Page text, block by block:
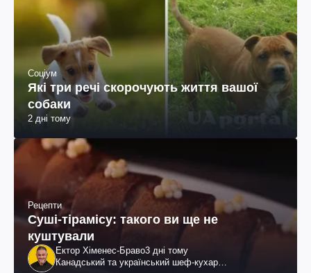
Соціум
Які три речі скорочують життя вашої
собаки
2 дні тому
Рецепти
Суші-тірамісу: такого ви ще не
куштували
Ектор Хіменес-Браво3 дні тому
Канадський та український шеф-кухар